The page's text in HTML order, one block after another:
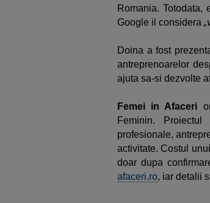
Romania.
Google il considera
Doina a fost
antreprenoarelor
ajuta sa-si dezvolte
Femei in Afaceri
Feminin.
profesionale,
activitate. Costul
doar dupa
afaceri.ro, iar detalii